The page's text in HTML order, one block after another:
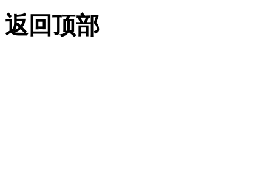
返回顶部